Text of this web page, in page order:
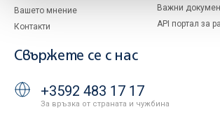
Вашето мнение
Контакти
Важни
API портал за
Свържете се с нас
+3592 483 17 17
За връзка от страната и чужбина